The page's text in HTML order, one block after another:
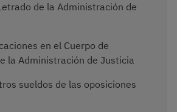
de la Administración de
en el Cuerpo de
la Administración de Justicia
sueldos de las oposiciones